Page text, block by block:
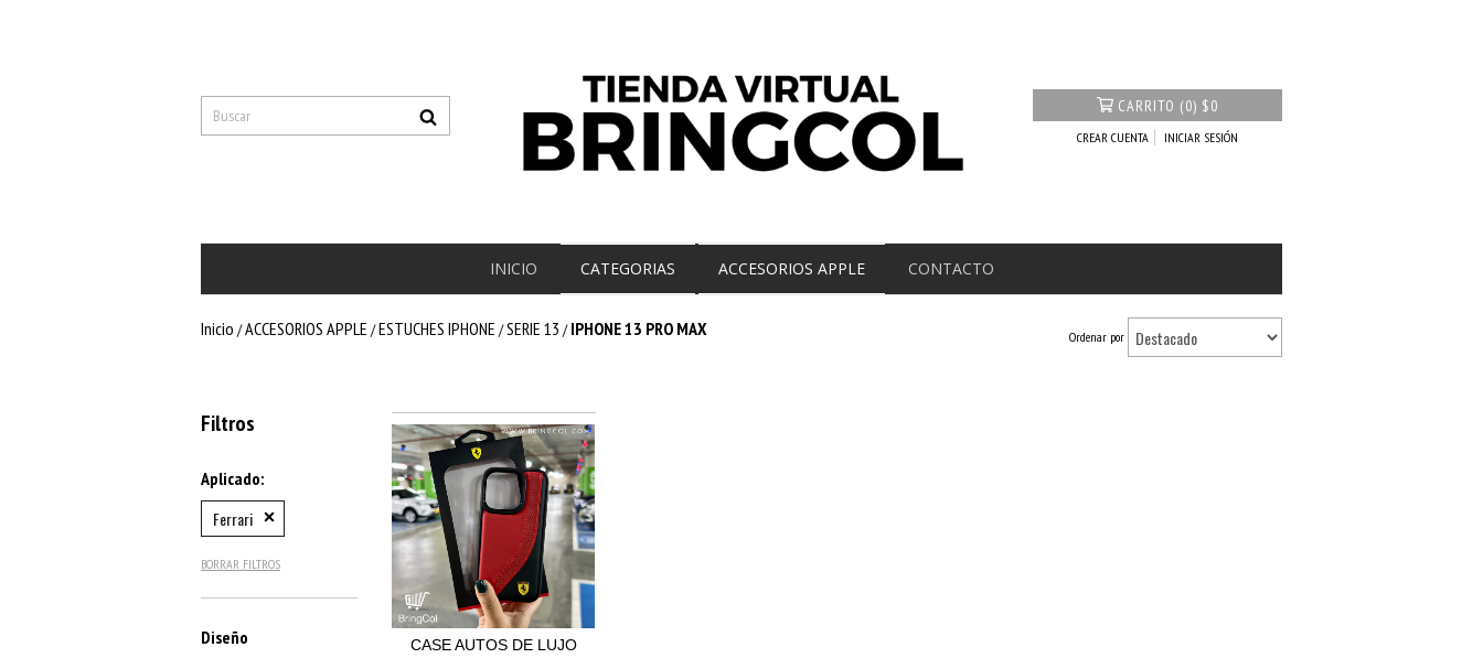
CARRITO (0) $0
CREAR CUENTA INICIAR SESIÓN
INICIO CATEGORIAS ACCESORIOS APPLE CONTACTO
Inicio /ACCESORIOS APPLE /ESTUCHES IPHONE /SERIE 13 / IPHONE 13 PRO MAX Ordenar por
Filtros
Aplicado:
Ferrari
BORRAR FILTROS
Diseño CASE AUTOS DE LUJO